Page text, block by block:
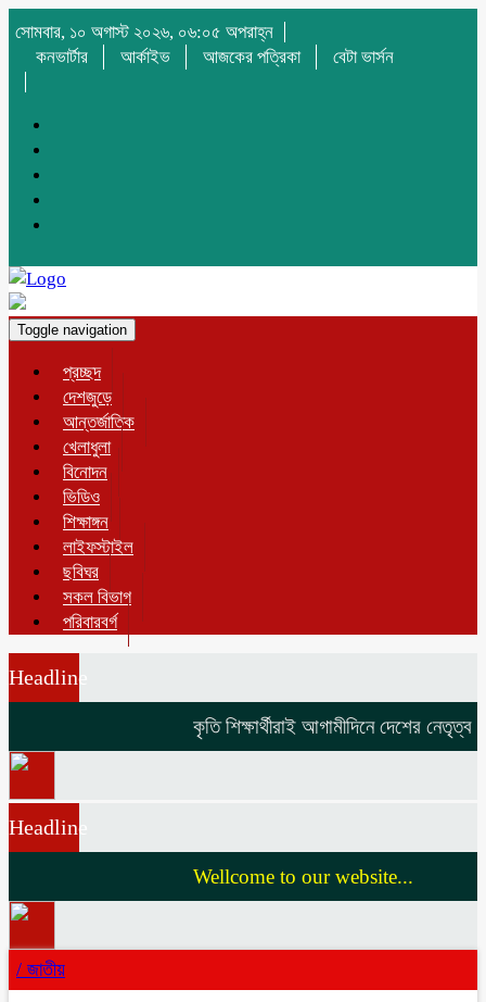
সোমবার, ১০ অগাস্ট ২০২৬, ০৬:০৫ অপরাহ্ন
কনভার্টার
আর্কাইভ আজকের পত্রিকা বেটা ভার্সন
Toggle navigation
প্রচ্ছদ
দেশজুড়ে
আন্তর্জাতিক
খেলাধুলা
বিনোদন
ভিডিও
শিক্ষাঙ্গন
লাইফস্টাইল
ছবিঘর
সকল বিভাগ
পরিবারবর্গ
Headline
কৃতি শিক্ষার্থীরাই আগামীদিনে দেশের নেতৃত্ব
Headline
Wellcome to our website...
/ জাতীয়